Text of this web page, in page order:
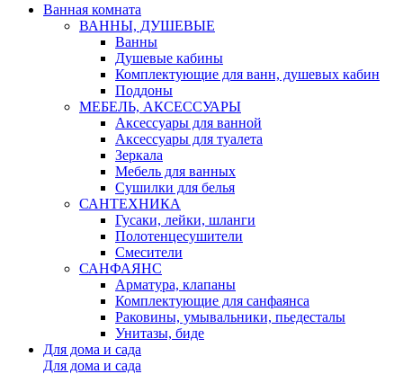
Ванная комната
ВАННЫ, ДУШЕВЫЕ
Ванны
Душевые кабины
Комплектующие для ванн, душевых кабин
Поддоны
МЕБЕЛЬ, АКСЕССУАРЫ
Аксессуары для ванной
Аксессуары для туалета
Зеркала
Мебель для ванных
Сушилки для белья
САНТЕХНИКА
Гусаки, лейки, шланги
Полотенцесушители
Смесители
САНФАЯНС
Арматура, клапаны
Комплектующие для санфаянса
Раковины, умывальники, пьедесталы
Унитазы, биде
Для дома и сада
Для дома и сада